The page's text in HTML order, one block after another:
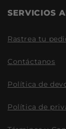
SERVICIOS
Rastrea tu
Contáctanos
Política de
Política de